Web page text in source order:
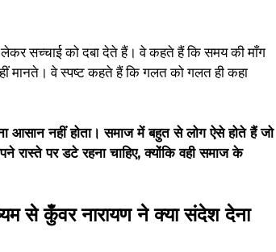
सच्चाई को दबा देते हैं। वे कहते हैं कि समय की माँग
मानते। वे स्पष्ट कहते हैं कि गलत को गलत ही कहा
आसान नहीं होता। समाज में बहुत से लोग ऐसे होते हैं जो
पर डटे रहना चाहिए, क्योंकि वही समाज के
से कुँवर नारायण ने क्या संदेश देना